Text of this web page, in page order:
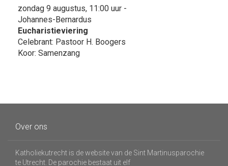
zondag 9 augustus, 11:00 uur -
Johannes-Bernardus
Eucharistieviering
Celebrant: Pastoor H. Boogers
Koor: Samenzang
Over ons
Katholiekutrecht is de website van de Sint Martinusparochie
te Utrecht. De parochie bestaat uit elf